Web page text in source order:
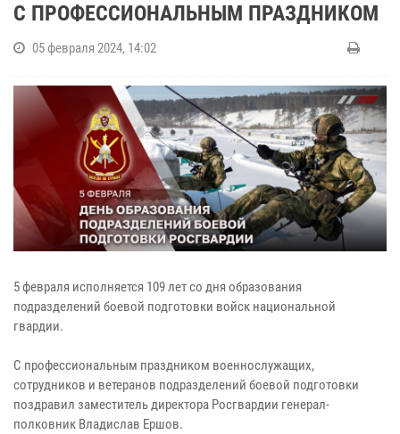
С ПРОФЕССИОНАЛЬНЫМ ПРАЗДНИКОМ
05 февраля 2024, 14:02
5 февраля исполняется 109 лет со дня образования
подразделений боевой подготовки войск национальной
гвардии.
С профессиональным праздником военнослужащих,
сотрудников и ветеранов подразделений боевой подготовки
поздравил заместитель директора Росгвардии генерал-
полковник Владислав Ершов.